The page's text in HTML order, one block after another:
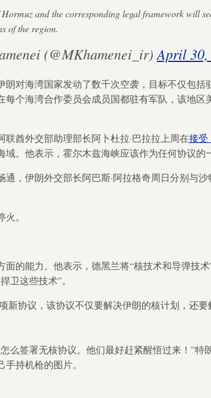
and the corresponding legal framework will
of the region.
(@MKhamenei_ir) April 30,
对海湾国家发动了数千次空袭，目标不仅包括
个海湾合作委员会成员国都驻有军队，该地区
酋外交部助理部长阿卜杜拉·巴拉拉上周在接受
。他表示，霍尔木兹海峡应该作为任何协议的
，伊朗外交部长阿巴斯·阿拉格奇周日分别与
。
的能力。他表示，德黑兰将“核技术和导弹技
卫这些技术”。
新协议，该协议不仅要解决伊朗的核计划，还
么签署无核协议。他们最好赶紧醒悟过来！”特
持机枪的图片。